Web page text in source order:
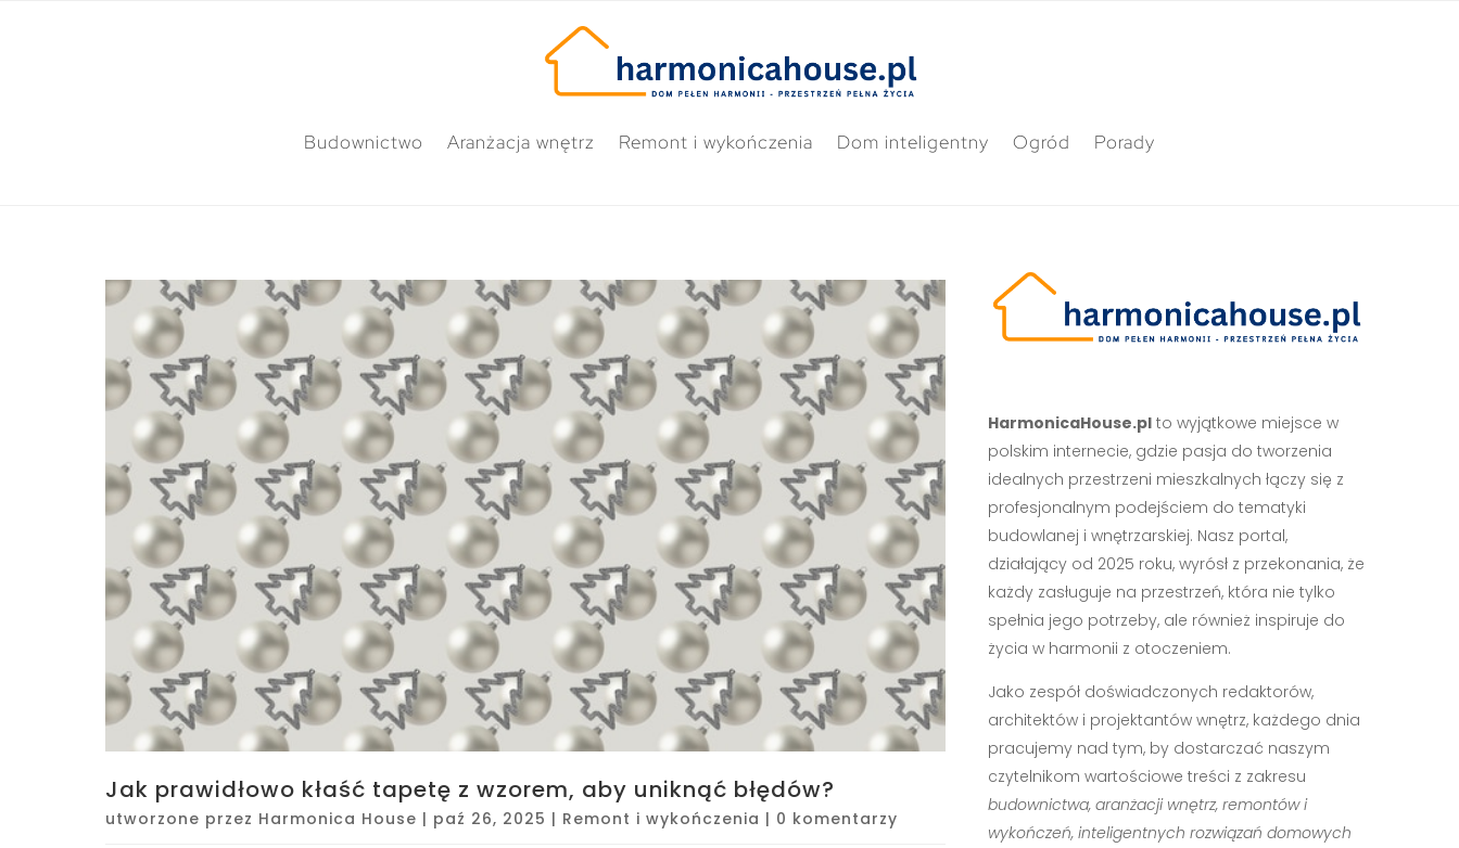
Budownictwo Aranżacja wnętrz Remont i wykończenia Dom inteligentny Ogród Porady
Jak prawidłowo kłaść tapetę z wzorem, aby uniknąć błędów?
utworzone przez Harmonica House | paź 26, 2025 | Remont i wykończenia | 0 komentarzy
HarmonicaHouse.plto wyjątkowe miejsce w
polskim internecie, gdzie pasja do tworzenia
idealnych przestrzeni mieszkalnych łączy się z
profesjonalnym podejściem do tematyki
budowlanej i wnętrzarskiej. Nasz portal,
działający od 2025 roku, wyrósł z przekonania, że
każdy zasługuje na przestrzeń, która nie tylko
spełnia jego potrzeby, ale również inspiruje do
życia w harmonii z otoczeniem.
Jako zespół doświadczonych redaktorów,
architektów i projektantów wnętrz, każdego dnia
pracujemy nad tym, by dostarczać naszym
czytelnikom wartościowe treści z zakresu
budownictwa, aranżacji wnętrz, remontów i
wykończeń, inteligentnych rozwiązań domowych